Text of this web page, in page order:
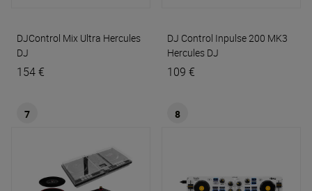
DJControl Mix Ultra Hercules
DJ
154 €
DJ Control Inpulse 200 MK3
Hercules DJ
109 €
7 8